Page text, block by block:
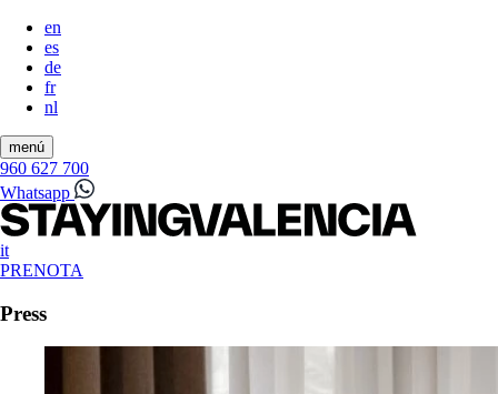
en
es
de
fr
nl
menú
960 627 700
Whatsapp
it
PRENOTA
Press